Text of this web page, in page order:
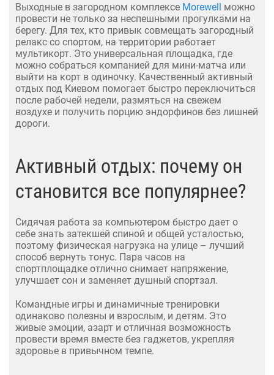
Выходные в загородном комплексе Morewell можно
провести не только за неспешными прогулками на
берегу. Для тех, кто привык совмещать загородный
релакс со спортом, на территории работает
мультикорт. Это универсальная площадка, где
можно собраться компанией для мини-матча или
выйти на корт в одиночку. Качественный активный
отдых под Киевом помогает быстро переключиться
после рабочей недели, размяться на свежем
воздухе и получить порцию эндорфинов без лишней
дороги.
Активный отдых: почему он
становится все популярнее?
Сидячая работа за компьютером быстро дает о
себе знать затекшей спиной и общей усталостью,
поэтому физическая нагрузка на улице – лучший
способ вернуть тонус. Пара часов на
спортплощадке отлично снимает напряжение,
улучшает сон и заменяет душный спортзал.
Командные игры и динамичные тренировки
одинаково полезны и взрослым, и детям. Это
живые эмоции, азарт и отличная возможность
провести время вместе без гаджетов, укрепляя
здоровье в привычном темпе.